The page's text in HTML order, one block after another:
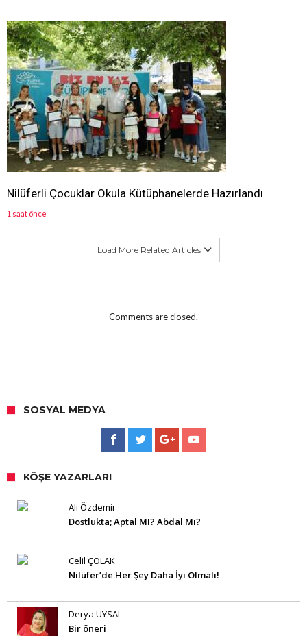
Nilüferli Çocuklar Okula Kütüphanelerde Hazırlandı
1 saat önce
Load More Related Articles
Comments are closed.
SOSYAL MEDYA
KÖŞE YAZARLARI
Ali Özdemir
Dostlukta; Aptal MI? Abdal Mı?
Celil ÇOLAK
Nilüfer’de Her Şey Daha İyi Olmalı!
Derya UYSAL
Bir öneri